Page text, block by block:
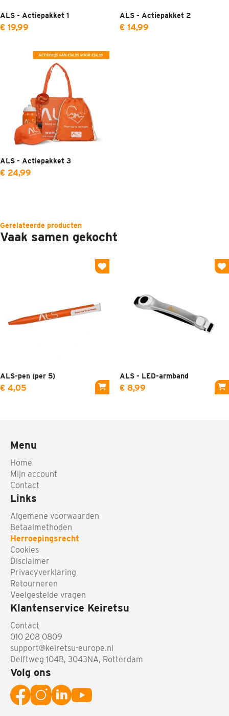
ALS - Actiepakket 1
€ 19,99
ALS - Actiepakket 2
€ 14,99
ALS - Actiepakket 3
€ 24,99
Gerelateerde producten
Vaak samen gekocht
ALS-pen (per 5)
€ 4,05
ALS - LED-armband
€ 8,99
Menu
Home
Mijn account
Contact
Links
Algemene voorwaarden
Betaalmethoden
Herroepingsrecht
Cookies
Disclaimer
Privacyverklaring
Retourneren
Veelgestelde vragen
Klantenservice Keiretsu
Contact
010 208 0809
support@keiretsu-europe.nl
Delftweg 104B, 3043NA, Rotterdam
Volg ons